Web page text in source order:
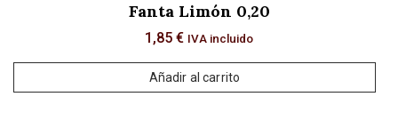
Fanta Limón 0,20
1,85 € IVA incluido
Añadir al carrito